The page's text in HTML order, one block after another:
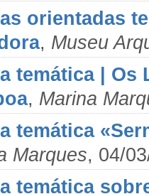
orientadas
, Museu
temática | Os
, Marina
temática
Marques, 04/
temática